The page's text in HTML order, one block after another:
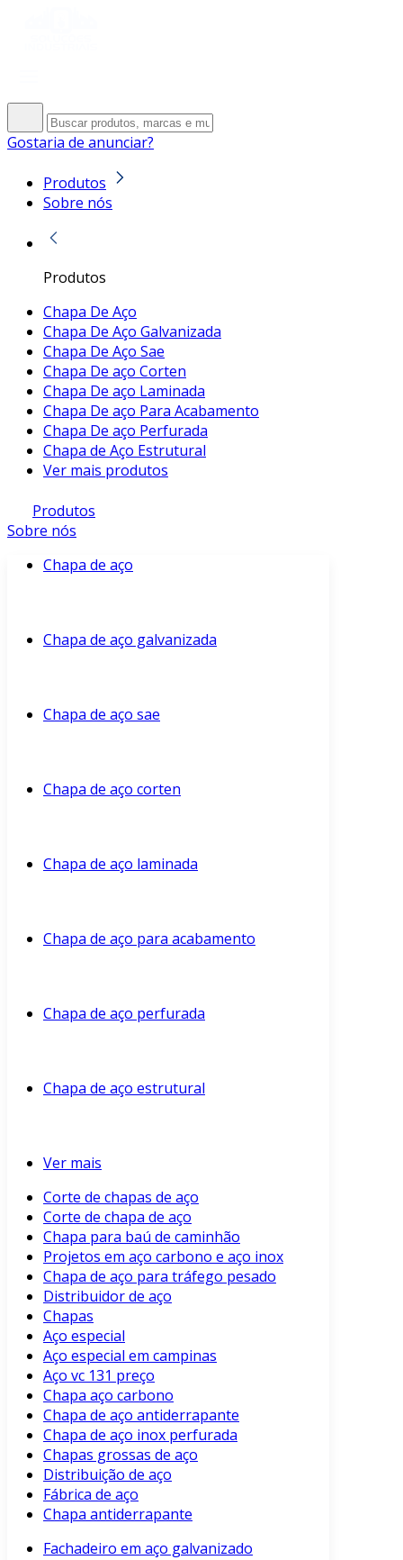
Gostaria de anunciar?
Produtos
Sobre nós
Produtos
Chapa De Aço
Chapa De Aço Galvanizada
Chapa De Aço Sae
Chapa De aço Corten
Chapa De aço Laminada
Chapa De aço Para Acabamento
Chapa De aço Perfurada
Chapa de Aço Estrutural
Ver mais produtos
Produtos
Sobre nós
Chapa de aço
Chapa de aço galvanizada
Chapa de aço sae
Chapa de aço corten
Chapa de aço laminada
Chapa de aço para acabamento
Chapa de aço perfurada
Chapa de aço estrutural
Ver mais
Corte de chapas de aço
Corte de chapa de aço
Chapa para baú de caminhão
Projetos em aço carbono e aço inox
Chapa de aço para tráfego pesado
Distribuidor de aço
Chapas
Aço especial
Aço especial em campinas
Aço vc 131 preço
Chapa aço carbono
Chapa de aço antiderrapante
Chapa de aço inox perfurada
Chapas grossas de aço
Distribuição de aço
Fábrica de aço
Chapa antiderrapante
Fachadeiro em aço galvanizado